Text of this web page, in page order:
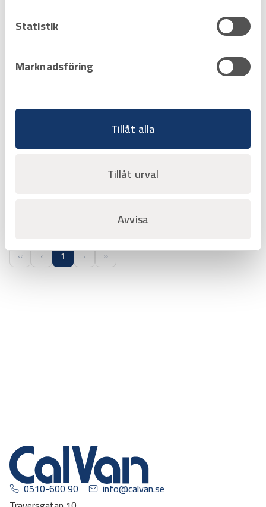
Statistik
Marknadsföring
Tillåt alla
Tillåt urval
Avvisa
Art.nr3519993
Manöverskylt med plats för att
Offertpris
‹‹
‹ 1 › ››
0510-600 90
info@calvan.se